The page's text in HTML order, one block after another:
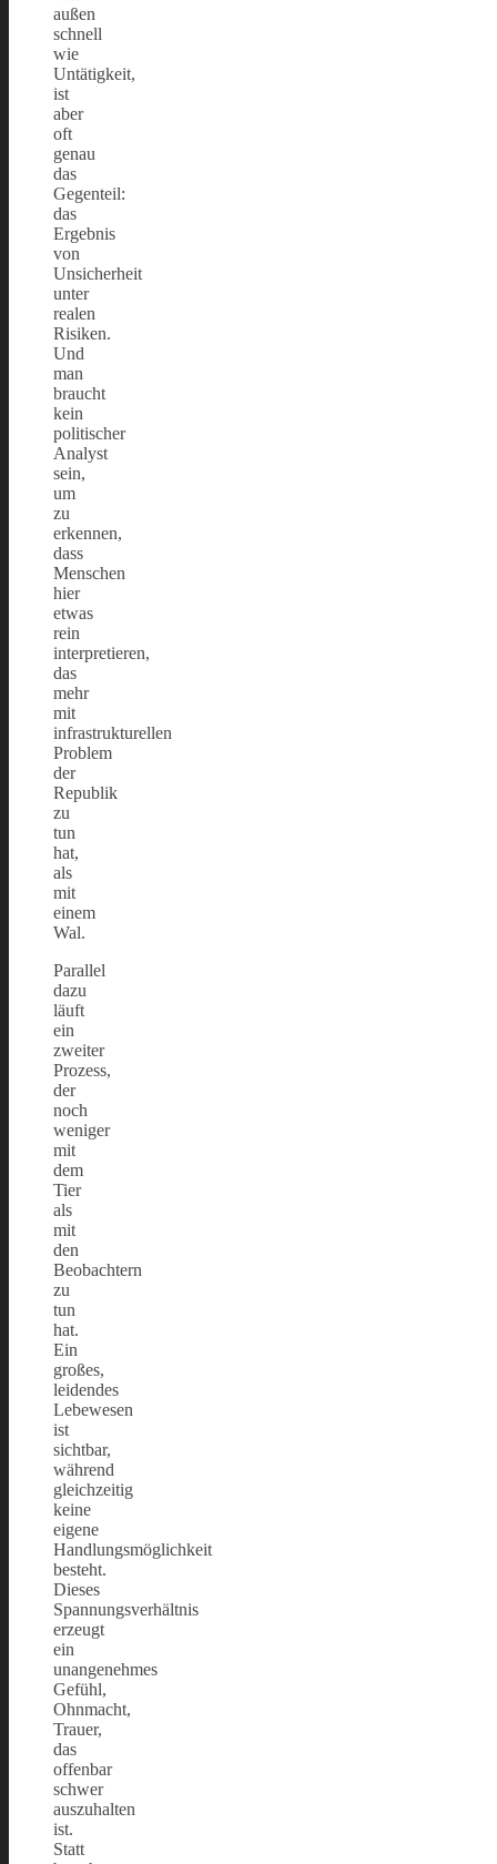
außen
schnell
wie
Untätigkeit,
ist
aber
oft
genau
das
Gegenteil:
das
Ergebnis
von
Unsicherheit
unter
realen
Risiken.
Und
man
braucht
kein
politischer
Analyst
sein,
um
zu
erkennen,
dass
Menschen
hier
etwas
rein
interpretieren,
das
mehr
mit
infrastrukturellen
Problem
der
Republik
zu
tun
hat,
als
mit
einem
Wal.
Parallel
dazu
läuft
ein
zweiter
Prozess,
der
noch
weniger
mit
dem
Tier
als
mit
den
Beobachtern
zu
tun
hat.
Ein
großes,
leidendes
Lebewesen
ist
sichtbar,
während
gleichzeitig
keine
eigene
Handlungsmöglichkeit
besteht.
Dieses
Spannungsverhältnis
erzeugt
ein
unangenehmes
Gefühl,
Ohnmacht,
Trauer,
das
offenbar
schwer
auszuhalten
ist.
Statt